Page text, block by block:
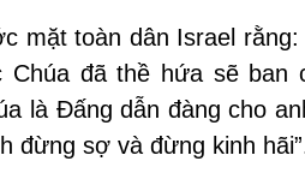
mặt toàn dân Israel rằng:
đã thề hứa sẽ ban
là Ðấng dẫn đàng cho
đừng sợ và đừng kinh